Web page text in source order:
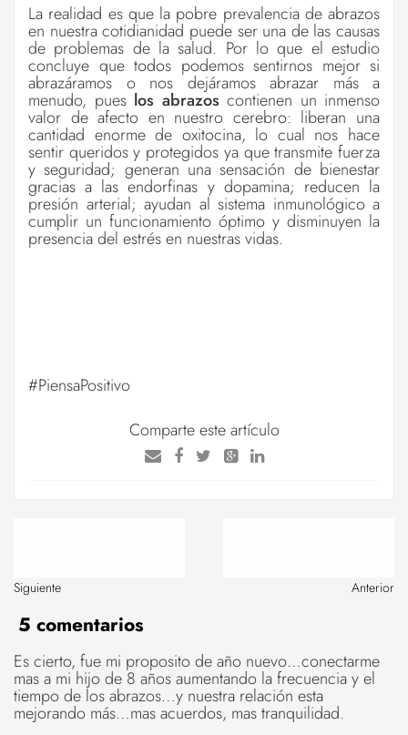
La realidad es que la pobre prevalencia de abrazos
en nuestra cotidianidad puede ser una de las causas
de problemas de la salud. Por lo que el estudio
concluye que todos podemos sentirnos mejor si
abrazáramos o nos dejáramos abrazar más a
menudo, pues los abrazos contienen un inmenso
valor de afecto en nuestro cerebro: liberan una
cantidad enorme de oxitocina, lo cual nos hace
sentir queridos y protegidos ya que transmite fuerza
y seguridad; generan una sensación de bienestar
gracias a las endorfinas y dopamina; reducen la
presión arterial; ayudan al sistema inmunológico a
cumplir un funcionamiento óptimo y disminuyen la
presencia del estrés en nuestras vidas.
#PiensaPositivo
Comparte este artículo
Anterior
Siguiente
5 comentarios
Es cierto, fue mi proposito de año nuevo…conectarme
mas a mi hijo de 8 años aumentando la frecuencia y el
tiempo de los abrazos…y nuestra relación esta
mejorando más…mas acuerdos, mas tranquilidad.